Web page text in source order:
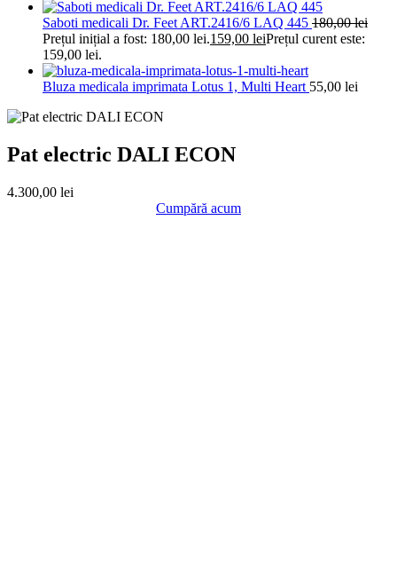
Saboti medicali Dr. Feet ART.2416/6 LAQ 445 180,00lei
Prețul inițial a fost: 180,00 lei.159,00 leiPrețul curent este:
159,00 lei.
Bluza medicala imprimata Lotus 1, Multi Heart 55,00 lei
Pat electric DALI ECON
4.300,00 lei
Cumpără acum